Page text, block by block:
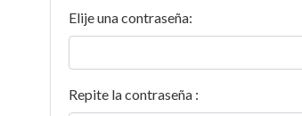
Elije una contraseña:
Repite la contraseña :